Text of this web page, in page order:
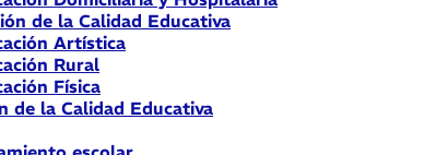
de la Calidad Educativa
Artística
Rural
Física
de la Calidad Educativa